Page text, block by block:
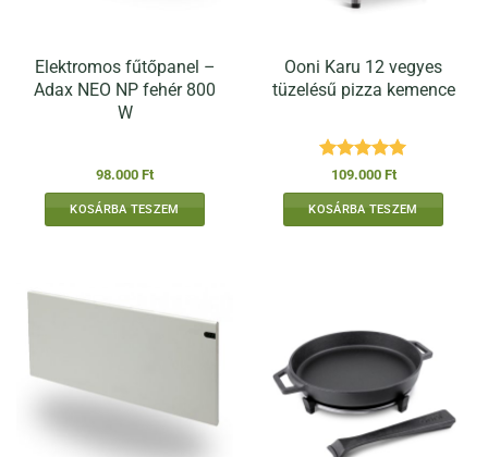
Elektromos fűtőpanel –
Adax NEO NP fehér 800
W
98.000 Ft
KOSÁRBA TESZEM
Ooni Karu 12 vegyes
tüzelésű pizza kemence
Értékelés:5
/ 5
109.000 Ft
KOSÁRBA TESZEM